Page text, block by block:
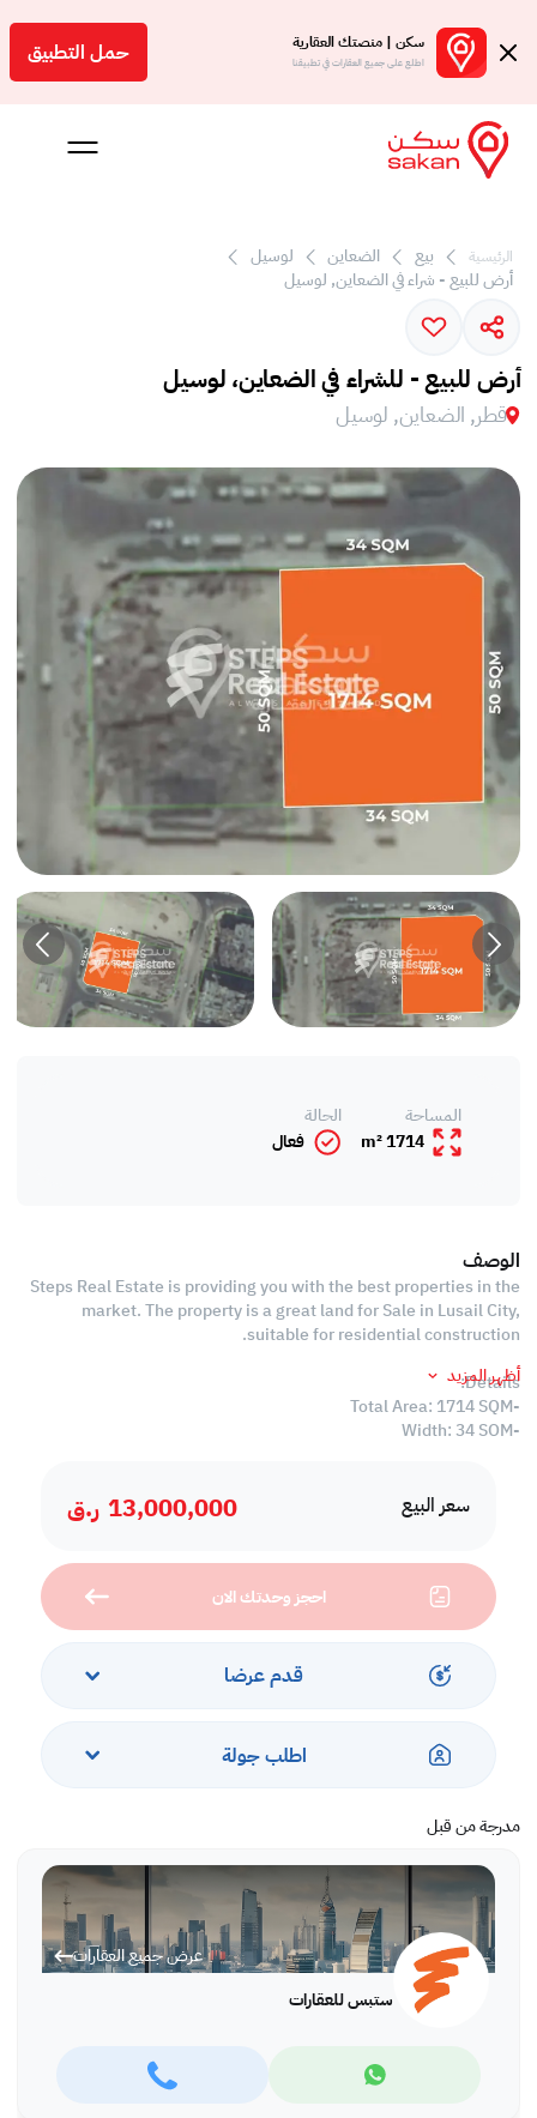
سكن | منصتك العقارية
اطلع على جميع العقارات في تطبيقنا حمل التطبيق
الرئيسية بيع الضعاين
لوسيل
أرض للبيع - شراء في الضعاين, لوسيل
أرض للبيع - للشراء في الضعاين، لوسيل
قطر, الضعاين, لوسيل
سعر البيع 13,000,000 ر.ق
احجز وحدتك الان
قدم عرضا
اطلب جولة
مدرجة من قبل
عرض جميع العقارات
ستبس للعقارات
المساحة
1714 m²
الحالة
فعال
الوصف
Steps Real Estate is providing you with the best properties in the
market. The property is a great land for Sale in Lusail City,
suitable for residential construction.
Details:
-Total Area: 1714 SQM
-Width: 34 SQM
We always focus on offering you properties ta can be an
Call us today to schedule a viewing!
With Steps Real Estate, finding the right property has never been
easier we provide. We provide our clients with tailored property
and care to deliver you the best properties in the market. We are
aiming to maximize our customer satisfaction and obtain a
operate a wide range of properties located all around Qatar. We
always make sure to provide you with what suits your
requirements when looking for offices, shops, residential,
warehouses…etc.
Find more at https://www.steps.com.qa
Visit us at the Al Qamra building, second floor.
Call us on +974 44687461 / +974 66346605.
Licensed no. 000037
أظهر المزيد